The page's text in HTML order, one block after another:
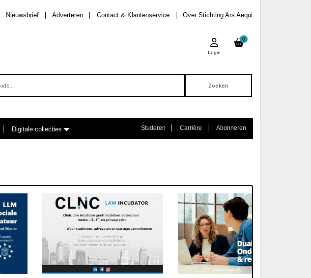
Over Stichting Ars Aequi
Contact & Klantenservice
Adverteren
Nieuwsbrief
0
Login
Digitale collecties Studeren Carrière Abonneren